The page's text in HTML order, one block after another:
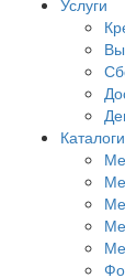
Услуги